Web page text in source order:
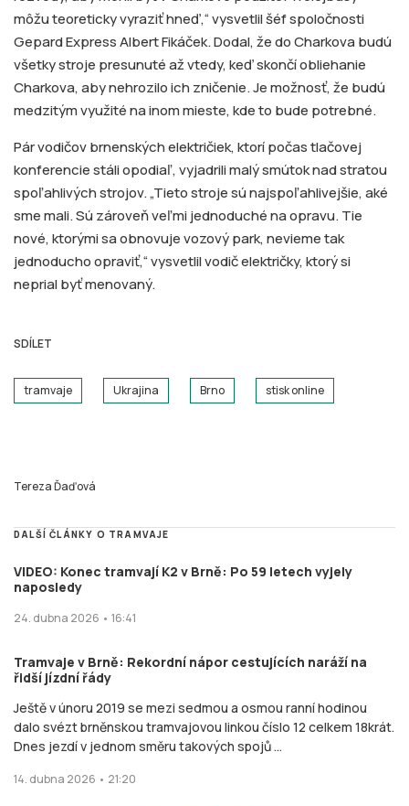
môžu teoreticky vyraziť hneď,“ vysvetlil šéf spoločnosti
Gepard Express Albert Fikáček. Dodal, že do Charkova budú
všetky stroje presunuté až vtedy, keď skončí obliehanie
Charkova, aby nehrozilo ich zničenie. Je možnosť, že budú
medzitým využité na inom mieste, kde to bude potrebné.
Pár vodičov brnenských električiek, ktorí počas tlačovej
konferencie stáli opodiaľ, vyjadrili malý smútok nad stratou
spoľahlivých strojov. „Tieto stroje sú najspoľahlivejšie, aké
sme mali. Sú zároveň veľmi jednoduché na opravu. Tie
nové, ktorými sa obnovuje vozový park, nevieme tak
jednoducho opraviť,“ vysvetlil vodič električky, ktorý si
neprial byť menovaný.
SDÍLET
tramvaje Ukrajina Brno stisk online
Tereza Ďaďová
DALŠÍ ČLÁNKY O TRAMVAJE
VIDEO: Konec tramvají K2 v Brně: Po 59 letech vyjely
naposledy
24. dubna 2026 • 16:41
Tramvaje v Brně: Rekordní nápor cestujících naráží na
řidší jízdní řády
Ještě v únoru 2019 se mezi sedmou a osmou ranní hodinou
dalo svézt brněnskou tramvajovou linkou číslo 12 celkem 18krát.
Dnes jezdí v jednom směru takových spojů ...
14. dubna 2026 • 21:20